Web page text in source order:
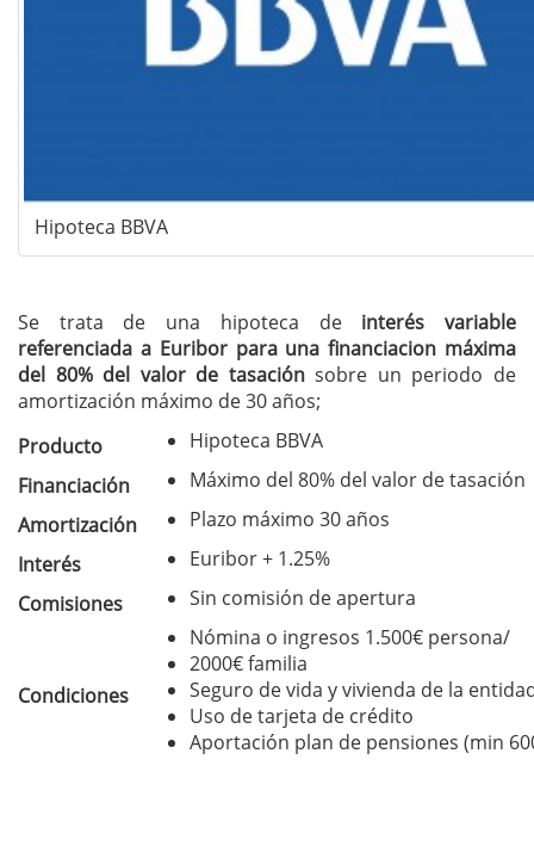
Hipoteca BBVA
Se trata de una hipoteca deinterés variable
referenciada a Euribor para una financiacion máxima
del 80% del valor de tasaciónsobre un periodo de
amortización máximo de 30 años;
Producto
Hipoteca BBVA
Financiación
Máximo del 80% del valor de tasación
Amortización
Plazo máximo 30 años
Interés
Euribor + 1.25%
Comisiones
Sin comisión de apertura
Condiciones
Nómina o ingresos 1.500€ persona/
2000€ familia
Seguro de vida y vivienda de la
Uso de tarjeta de crédito
Aportación plan de pensiones (min